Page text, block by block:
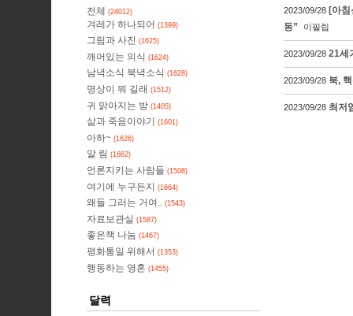
2023/09/28 [아
동”
이필립
2023/09/28 21세
2023/09/28 북,
2023/09/28 최저
전체 (24012)
겨레가 하나되어 (1399)
그림과 사진 (1625)
깨어있는 의식 (1624)
남녁소식 북녁소식 (1628)
명상이 뭐 길래 (1512)
귀 맑아지는 방 (1405)
삶과 죽음이야기 (1601)
아하~ (1626)
알 림 (1662)
언론지키는 사람들 (1508)
여기에 누구든지 (1664)
왜들 그러는 거여.. (1543)
자료보관실 (1587)
좋은책 나눔 (1467)
평화통일 위해서 (1353)
행동하는 영혼 (1455)
달력